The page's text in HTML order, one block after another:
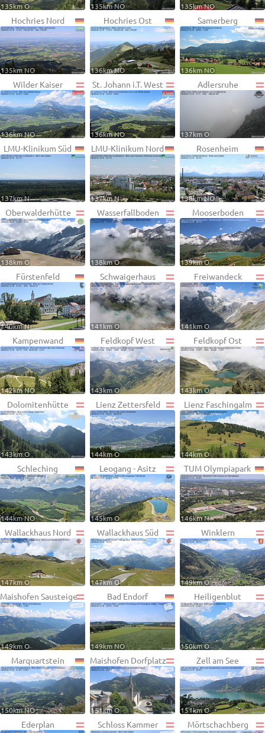
135km O 135km NO 135km NO
Hochries Nord
135km NO
Hochries Ost
136km NO
Samerberg
136km NO
Wilder Kaiser
136km NO
St. Johann i.T. West
136km NO
Adlersruhe
137km O
LMU-Klinikum Süd
137km N
LMU-Klinikum Nord
137km N
Rosenheim
138km NO
Oberwalderhütte
138km O
Wasserfallboden
138km O
Mooserboden
139km O
Fürstenfeld
140km N
Schwaigerhaus
141km O
Freiwandeck
141km O
Kampenwand
142km NO
Feldkopf West
143km O
Feldkopf Ost
143km O
Dolomitenhütte
143km O
Lienz Zettersfeld
144km O
Lienz Faschingalm
144km O
Schleching
144km NO
Leogang - Asitz
145km O
TUM Olympiapark
146km N
Wallackhaus Nord
147km O
Wallackhaus Süd
147km O
Winklern
149km O
Maishofen Sausteige
149km O
Bad Endorf
149km NO
Heiligenblut
150km O
Marquartstein
150km NO
Maishofen Dorfplatz
151km O
Zell am See
151km O
Ederplan Schloss Kammer Mörtschachberg